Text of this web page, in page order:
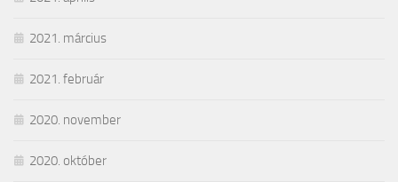
2021. március
2021. február
2020. november
2020. október